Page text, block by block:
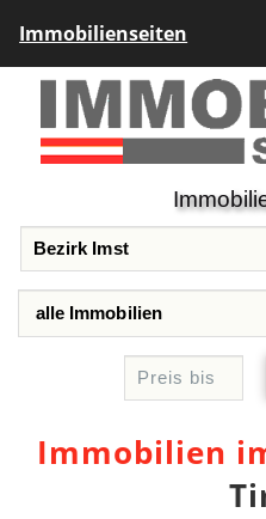
Immobilienseiten
Immobilien